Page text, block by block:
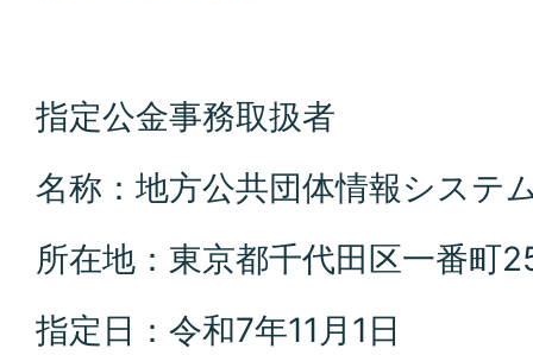
指定公金事務取扱者
名称：地方公共団体情報システ
所在地：東京都千代田区一番町
指定日：令和7年11月1日